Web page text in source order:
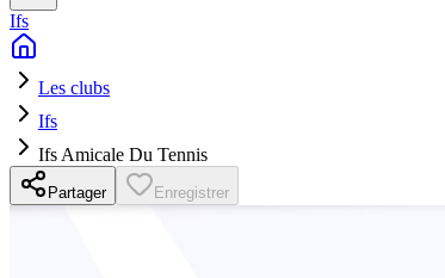
Ifs
Les clubs
Ifs
Ifs Amicale Du Tennis
Partager Enregistrer